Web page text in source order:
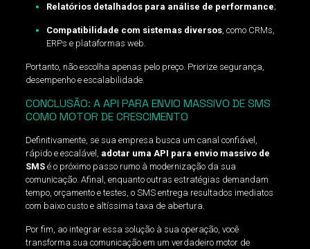
Relatórios detalhados para análise de performance;
Compatibilidade com sistemas diversos, como CRMs,
ERPs e plataformas web.
Portanto, não escolha apenas pelo preço. Priorize segurança,
desempenho e escalabilidade.
CONCLUSÃO: A API PARA ENVIO MASSIVO DE SMS
COMO MOTOR DE CRESCIMENTO
Definitivamente, se sua empresa busca um canal confiável,
rápido e escalável, adotar uma API para envio massivo de
SMSé o próximo passo rumo à modernização da sua
comunicação. Afinal, enquanto outras estratégias demandam
tempo, orçamento e testes, o SMS entrega resultados imediatos
com baixo custo e altíssima taxa de abertura.
Por fim, ao integrar essa solução à sua operação, você
transforma sua comunicação em um verdadeiro motor de